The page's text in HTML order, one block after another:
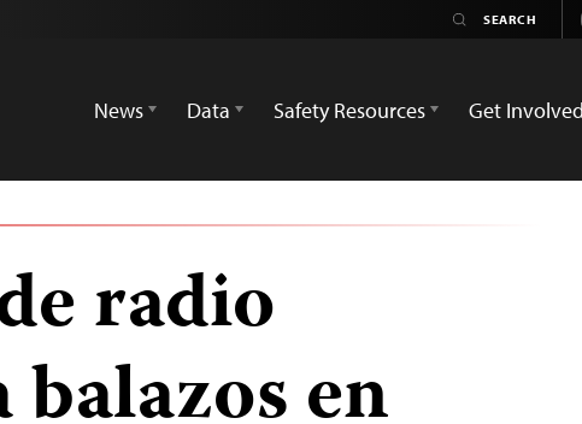
News
Data Safety Resources Get Involved
radio